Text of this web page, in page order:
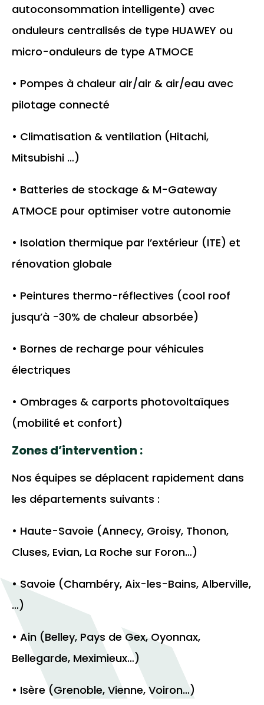
autoconsommation intelligente) avec
onduleurs centralisés de type HUAWEY ou
micro-onduleurs de type ATMOCE
• Pompes à chaleur air/air & air/eau avec
pilotage connecté
• Climatisation & ventilation (Hitachi,
Mitsubishi …)
• Batteries de stockage & M-Gateway
ATMOCE pour optimiser votre autonomie
• Isolation thermique par l’extérieur (ITE) et
rénovation globale
• Peintures thermo-réflectives (cool roof
jusqu’à -30% de chaleur absorbée)
• Bornes de recharge pour véhicules
électriques
• Ombrages & carports photovoltaïques
(mobilité et confort)
Zones d’intervention :
Nos équipes se déplacent rapidement dans
les départements suivants :
• Haute-Savoie (Annecy, Groisy, Thonon,
Cluses, Evian, La Roche sur Foron…)
• Savoie (Chambéry, Aix-les-Bains, Alberville,
…)
• Ain (Belley, Pays de Gex, Oyonnax,
Bellegarde, Meximieux…)
• Isère (Grenoble, Vienne, Voiron…)